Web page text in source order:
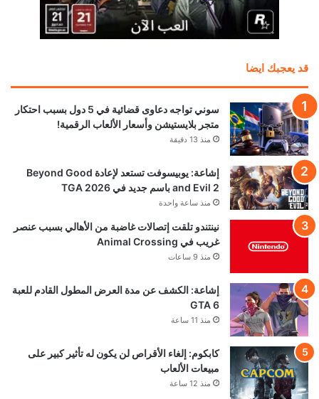
قد يعجبك ايضا
سوني تواجه دعاوى قضائية في 5 دول بسبب احتكار
متجر بلايستيشن وأسعار الألعاب الرقمية!
منذ 13 دقيقة
إشاعة: يوبيسوفت تستعد لإعادة Beyond Good
and Evil 2 باسم جديد في TGA 2026
منذ ساعة واحدة
نينتندو تلقت إتصالات غاضبة من الأهالي بسبب عنصر
غريب في Animal Crossing
منذ 9 ساعات
إشاعة: الكشف عن مدة العرض المطول القادم للعبة
GTA 6
منذ 11 ساعة
كابكوم: إلغاء الأقراص لن يكون له تأثير كبير على
مبيعات الألعاب
منذ 12 ساعة